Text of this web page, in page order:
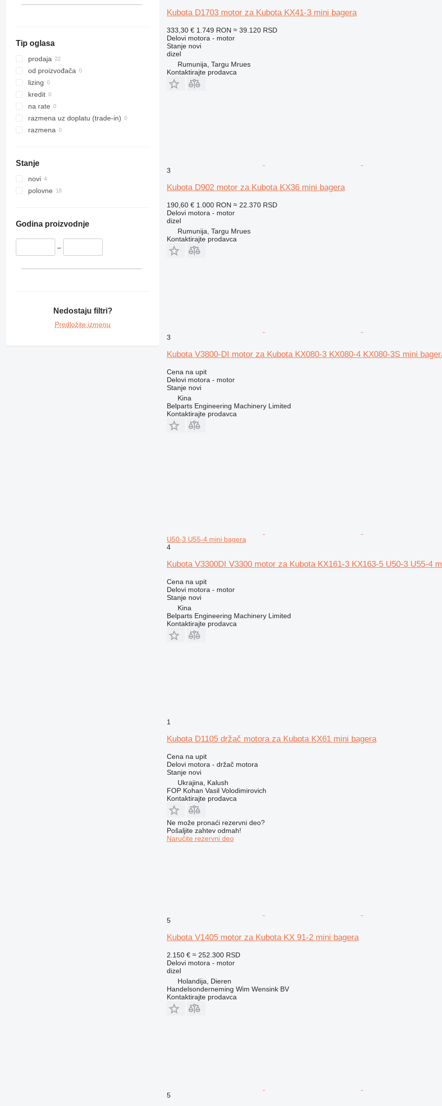
Tip oglasa
prodaja
od proizvođača
lizing
kredit
na rate
razmena uz doplatu (trade-in)
razmena
Stanje
novi
polovne
Godina proizvodnje
–
Nedostaju filtri?
Predložite izmenu
Kubota D1703 motor za Kubota KX41-3 mini bagera
333,30 € 1.749 RON ≈ 39.120 RSD
Delovi motora - motor
Stanjenovi
dizel
Rumunija, Targu Mrues
Kontaktirajte prodavca
3
Kubota D902 motor za Kubota KX36 mini bagera
190,60 € 1.000 RON ≈ 22.370 RSD
Delovi motora - motor
dizel
Rumunija, Targu Mrues
Kontaktirajte prodavca
3
Kubota V3800-DI motor za Kubota KX080-3 KX080-4 KX080-3S mini
Cena na upit
Delovi motora - motor
Stanjenovi
Kina
Belparts Engineering Machinery Limited
Kontaktirajte prodavca
U50-3 U55-4 mini bagera
4
Kubota V3300DI V3300 motor za Kubota KX161-3 KX163-5 U50-3 U55-4
Cena na upit
Delovi motora - motor
Stanjenovi
Kina
Belparts Engineering Machinery Limited
Kontaktirajte prodavca
1
Kubota D1105 držač motora za Kubota KX61 mini bagera
Cena na upit
Delovi motora - držač motora
Stanjenovi
Ukrajina, Kalush
FOP Kohan Vasil Volodimirovich
Kontaktirajte prodavca
Ne može pronaći rezervni dеo?
Pošaljite zahtev odmah!
Naručite rezervni dеo
5
Kubota V1405 motor za Kubota KX 91-2 mini bagera
2.150 € ≈ 252.300 RSD
Delovi motora - motor
dizel
Holandija, Dieren
Handelsonderneming Wim Wensink BV
Kontaktirajte prodavca
5